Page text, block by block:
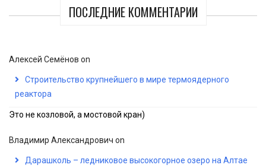
ПОСЛЕДНИЕ КОММЕНТАРИИ
Алексей Семёнов on
Строительство крупнейшего в мире термоядерного
реактора
Это не козловой, а мостовой кран)
Владимир Александрович on
Дарашколь – ледниковое высокогорное озеро на Алтае